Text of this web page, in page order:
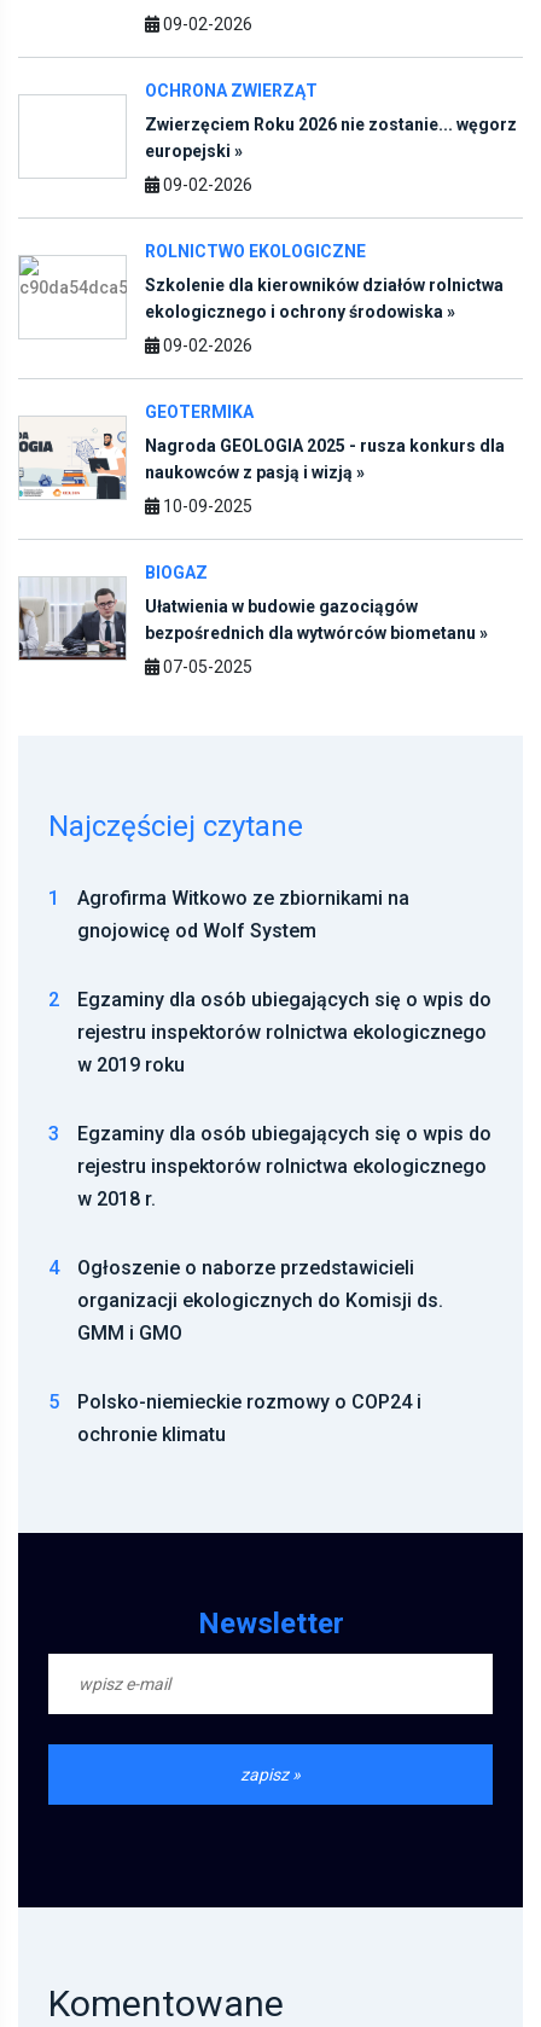
09-02-2026
OCHRONA ZWIERZĄT
Zwierzęciem Roku 2026 nie zostanie... węgorz
europejski »
09-02-2026
ROLNICTWO EKOLOGICZNE
Szkolenie dla kierowników działów rolnictwa
ekologicznego i ochrony środowiska »
09-02-2026
GEOTERMIKA
Nagroda GEOLOGIA 2025 - rusza konkurs dla
naukowców z pasją i wizją »
10-09-2025
BIOGAZ
Ułatwienia w budowie gazociągów
bezpośrednich dla wytwórców biometanu »
07-05-2025
Najczęściej czytane
1
Agrofirma Witkowo ze zbiornikami na
gnojowicę od Wolf System
2
Egzaminy dla osób ubiegających się o wpis do
rejestru inspektorów rolnictwa ekologicznego
w 2019 roku
3
Egzaminy dla osób ubiegających się o wpis do
rejestru inspektorów rolnictwa ekologicznego
w 2018 r.
4
Ogłoszenie o naborze przedstawicieli
organizacji ekologicznych do Komisji ds.
GMM i GMO
5
Polsko-niemieckie rozmowy o COP24 i
ochronie klimatu
Newsletter
Komentowane